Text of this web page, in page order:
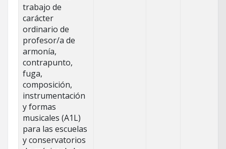
trabajo de
carácter
ordinario de
profesor/a de
armonía,
contrapunto,
fuga,
composición,
instrumentación
y formas
musicales (A1L)
para las escuelas
y conservatorios